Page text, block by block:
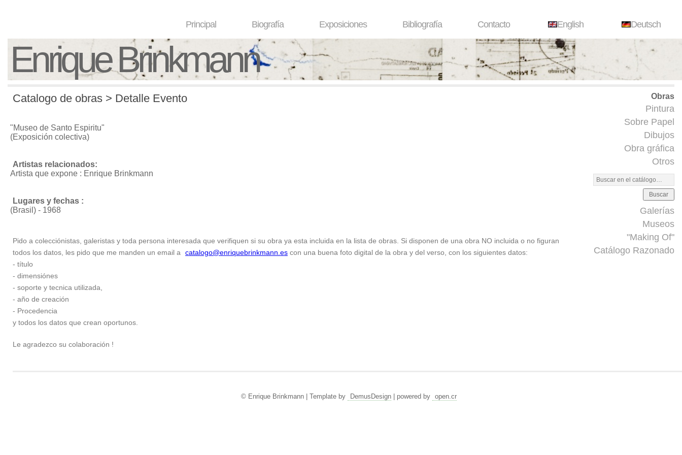
Principal Biografía Exposiciones Bibliografía Contacto English Deutsch
Enrique Brinkmann
Obras
Pintura
Sobre Papel
Dibujos
Obra gráfica
Otros
Buscar
Galerías
Museos
"Making Of"
Catálogo Razonado
Catalogo de obras > Detalle Evento
"Museo de Santo Espiritu"
(Exposición colectiva)
Artistas relacionados:
Artista que expone : Enrique Brinkmann
Lugares y fechas :
(Brasil) - 1968
Pido a colecciónistas, galeristas y toda persona interesada que verifiquen si su obra ya esta incluida en la lista de obras. Si disponen de una obra NO incluida o no figuran
todos los datos, les pido que me manden un email a
catalogo@enriquebrinkmann.es con una buena foto digital de la obra y del verso, con los siguientes datos:
- título
- dimensiónes
- soporte y tecnica utilizada,
- año de creación
- Procedencia
y todos los datos que crean oportunos.
Le agradezco su colaboración !
© Enrique Brinkmann | Template by DemusDesign| powered by open.cr